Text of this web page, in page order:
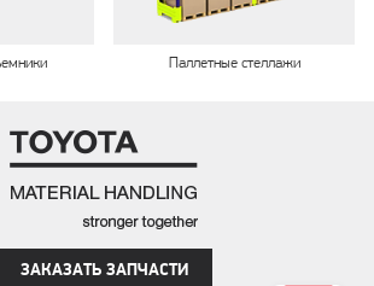
Паллетные стеллажи
ЗАКАЗАТЬ ЗАПЧАСТИ